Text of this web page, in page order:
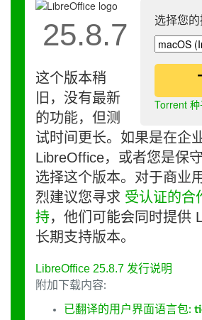
选择您
Torrent
25.8.7
这个版本稍
旧，没有最新
的功能，但测
试时间更长。如果是在企
LibreOffice，或者您是保
选择这个版本。对于商业
烈建议您寻求 受认证的合
持，他们可能会同时提供
长期支持版本。
LibreOffice 25.8.7 发行说明
附加下载内容:
已翻译的用户界面语言包: